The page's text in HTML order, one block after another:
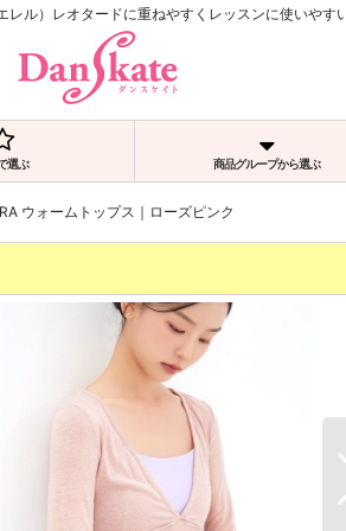
レル）レオタードに重ねやすくレッスンに使いやす
選ぶ 商品グループから選ぶ
ウォームトップス｜ローズピンク